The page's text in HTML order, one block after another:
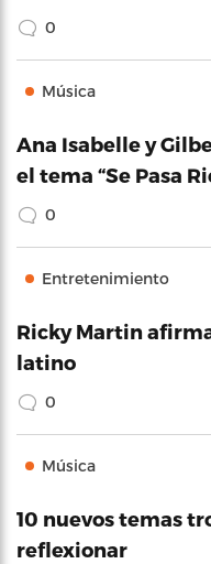
0
Música
Ana Isabelle y
el tema “Se Pasa
0
Entretenimiento
Ricky Martin
latino
0
Música
10 nuevos temas
reflexionar